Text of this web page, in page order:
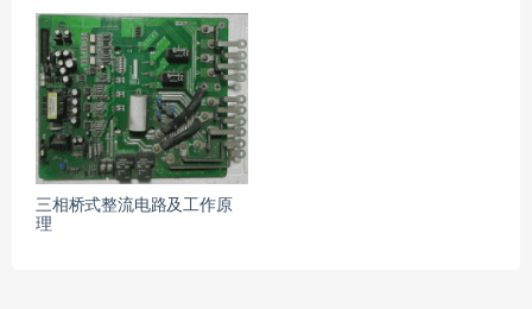
三相桥式整流电路及工作原
理